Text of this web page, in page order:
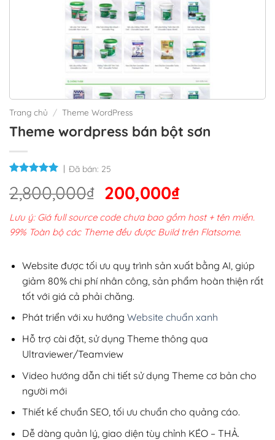
Trang chủ / Theme WordPress
Theme wordpress bán bột sơn
Đã bán: 25
2,800,000₫ Giá
gốc
là:
2,800,000₫.
200,000₫Giá
hiện
tại
200,000₫.
Lưu ý: Giá full source code chưa bao gồm host + tên miền.
99% Toàn bộ các Theme đều được Build trên Flatsome.
Website được tối ưu quy trình sản xuất bằng AI, giúp
giảm 80% chi phí nhân công, sản phẩm hoàn thiện rất
tốt với giá cả phải chăng.
Phát triển với xu hướng Website chuẩn xanh
Hỗ trợ cài đặt, sử dụng Theme thông qua
Ultraviewer/Teamview
Video hướng dẫn chi tiết sử dụng Theme cơ bản cho
người mới
Thiết kế chuẩn SEO, tối ưu chuẩn cho quảng cáo.
Dễ dàng quản lý, giao diện tùy chỉnh KÉO – THẢ.